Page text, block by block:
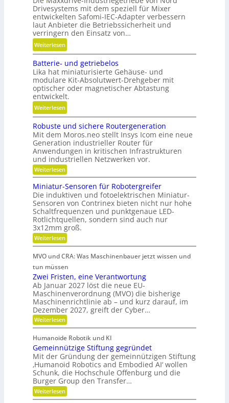
n
a
u
p
o
s
i
t
i
o
n
i
r
e
n
e
i
s
l
a
u
f
w
i
r
t
s
c
h
a
f
t
i
n
d
e
K
u
n
s
t
t
o
f
f
b
r
n
c
h
e
Drivesystems mit dem speziell für Mixer
entwickelten Safomi-IEC-Adapter verbessern
laut Anbieter die Betriebssicherheit und
verringern den Einsatz von…
Weiterlesen:
L
ä
n
g
e
r
e
e
t
r
i
e
b
s
z
e
t
d
a
n
k
Ö
l
a
u
s
g
e
i
c
h
Batterie- und getriebelos
Lika hat miniaturisierte Gehäuse- und
modulare Kit-Absolutwert-Drehgeber mit
optischer oder magnetischer Abtastung
entwickelt.
Weiterlesen:
B
a
t
t
e
r
i
e
-
u
n
d
g
e
t
e
b
e
l
o
s
Robuste und sichere Routergeneration
Mit dem Moros.neo stellt Insys Icom eine neue
Generation industrieller Router für
Anwendungen in kritischen Infrastrukturen
und industriellen Netzwerken vor.
Weiterlesen:
R
o
b
u
s
t
e
u
n
d
s
i
h
e
r
R
o
u
t
e
g
e
n
e
r
a
t
i
o
Miniatur-Sensoren für Robotergreifer
Die induktiven und fotoelektrischen Miniatur-
Sensoren von Contrinex bieten nicht nur hohe
Schaltfrequenzen und punktgenaue LED-
Rotlichtquellen, sondern sind auch nur
3x12mm groß.
Weiterlesen:
M
n
i
t
u
r
-
S
e
n
s
o
r
e
n
f
ü
r
R
o
MVO und CRA: Was Maschinenbauer jetzt wissen und
tun müssen
Zwei Fristen, eine Verantwortung
Ab Januar 2027 löst die neue EU-
Maschinenverordnung (MVO) die bisherige
Maschinenrichtlinie ab – und kurz darauf, im
Dezember 2027, greift der Cyber…
Weiterlesen:
Z
e
i
F
r
i
s
t
e
n
Humanoide Robotik und KI
Gemeinnützige Stiftung gegründet
Mit der Gründung der gemeinnützigen Stiftung
‚Humanoid Robotics and Embodied AI‘ wollen
Schunk, die Hochschule Offenburg und die
Burger Group den Transfer…
Weiterlesen:
G